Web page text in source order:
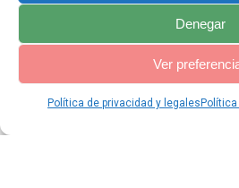
Denegar
Ver
Política de privacidad y legales